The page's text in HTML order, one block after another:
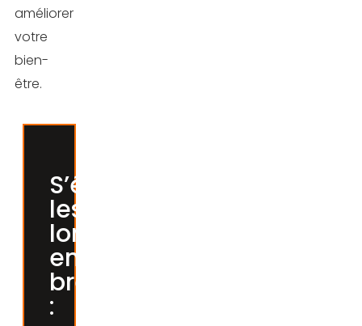
améliorer
votre
bien-
être.
S’étirer
les
lombaires,
en
bref
: